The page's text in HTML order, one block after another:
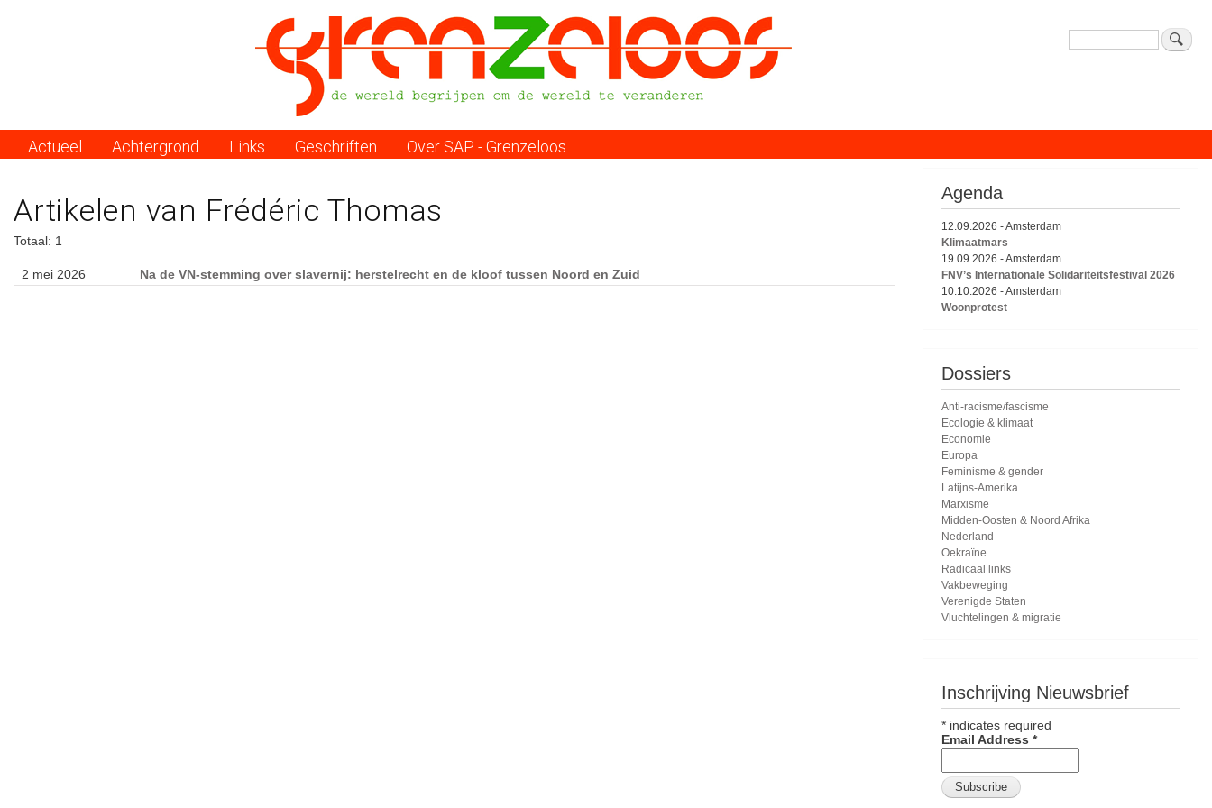
naar
inhoud
Zoeken
MenuActueel Achtergrond Links Geschriften Over SAP - Grenzeloos
Artikelen van Frédéric Thomas
Totaal: 1
2 mei 2026 Na de VN-stemming over slavernij: herstelrecht en de kloof tussen Noord en Zuid
Agenda
12.09.2026 -Amsterdam
Klimaatmars
19.09.2026 -Amsterdam
FNV’s Internationale Solidariteitsfestival 2026
10.10.2026 -Amsterdam
Woonprotest
Dossiers
Anti-racisme/fascisme
Ecologie & klimaat
Economie
Europa
Feminisme & gender
Latijns-Amerika
Marxisme
Midden-Oosten & Noord Afrika
Nederland
Oekraïne
Radicaal links
Vakbeweging
Verenigde Staten
Vluchtelingen & migratie
Inschrijving Nieuwsbrief
* indicates required
Email Address *